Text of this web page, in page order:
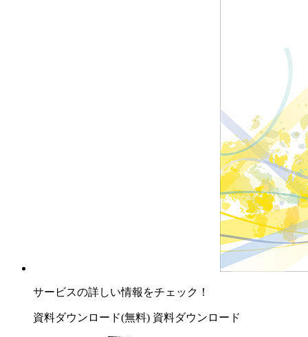
サービスの詳しい情報をチェック！
資料ダウンロード(無料) 資料ダウンロード